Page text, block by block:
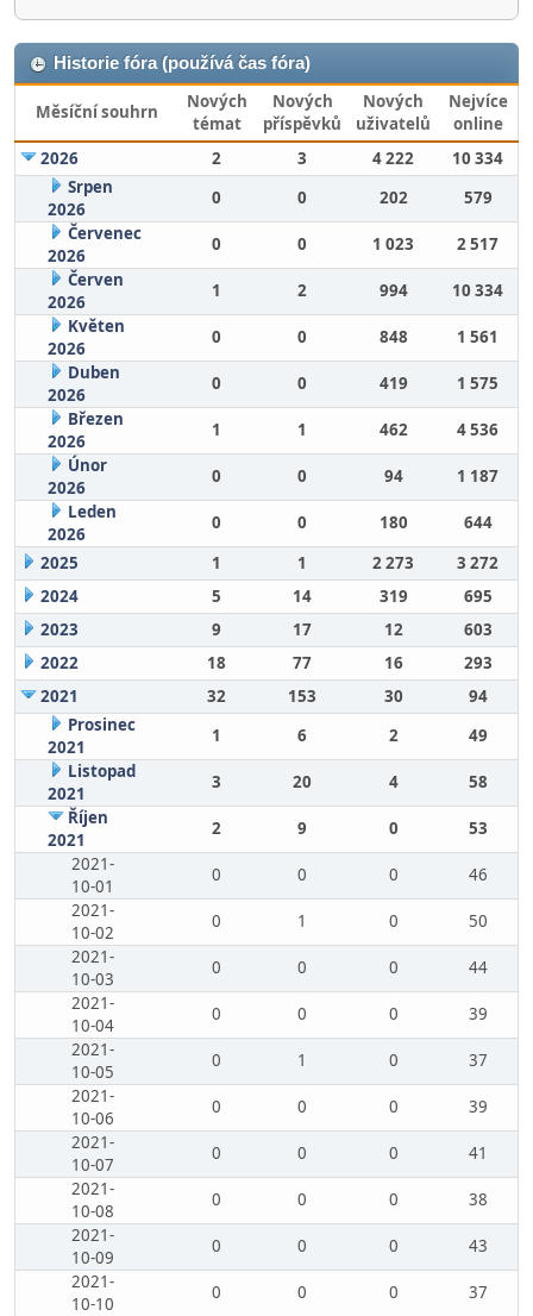
Historie fóra (používá čas fóra)
Měsíční souhrn
Nových
témat
Nových
příspěvků
Nových
uživatelů
Nejvíce
online
2026
2 3 4 222
10 334
Srpen
2026
0 0 202
579
Červenec
2026
0 0 1 023
2 517
Červen
2026
1 2 994
10 334
Květen
2026
0 0 848
1 561
Duben
2026
0 0 419
1 575
Březen
2026
1 1 462
4 536
Únor
2026
0 0 94
1 187
Leden
2026
0 0 180
644
2025
1 1 2 273
3 272
2024
5 14 319
695
2023
9 17 12
603
2022
18 77 16
293
2021
32 153 30
94
Prosinec
2021
1 6 2
49
Listopad
2021
3 20 4
58
Říjen
2021
2 9 0
53
2021-
10-01
0 0 0
46
2021-
10-02
0 1 0
50
2021-
10-03
0 0 0
44
2021-
10-04
0 0 0
39
2021-
10-05
0 1 0
37
2021-
10-06
0 0 0
39
2021-
10-07
0 0 0
41
2021-
10-08
0 0 0
38
2021-
10-09
0 0 0
43
2021-
10-10
0 0 0
37